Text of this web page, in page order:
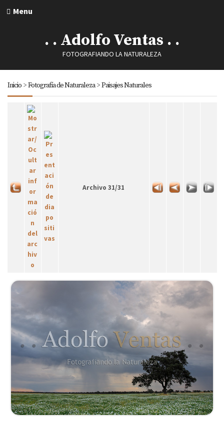
Menu
. . Adolfo Ventas . .
FOTOGRAFIANDO LA NATURALEZA
Inicio>Fotografía de Naturaleza>Paisajes Naturales
Archivo 31/31